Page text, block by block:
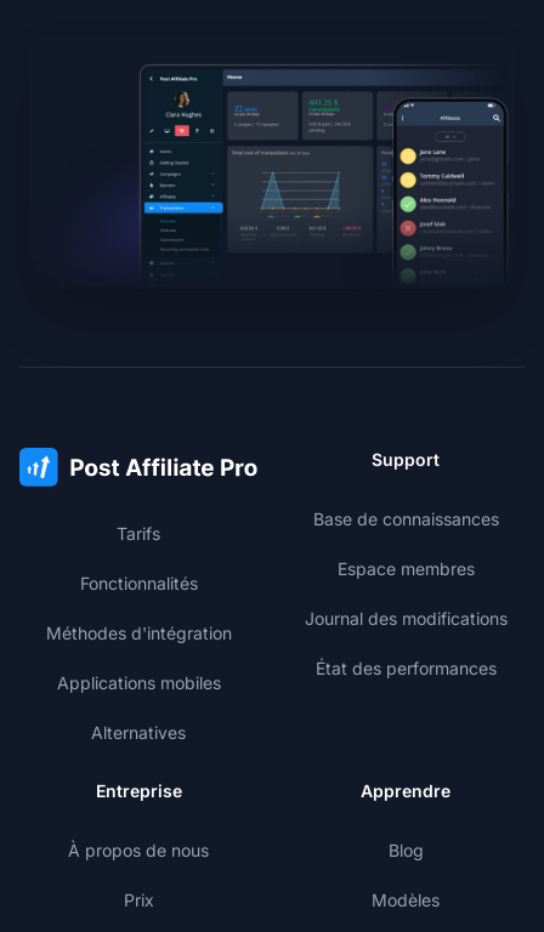
Tarifs
Fonctionnalités
Méthodes d'intégration
Applications mobiles
Alternatives
Support
Base de connaissances
Espace membres
Journal des modifications
État des performances
Entreprise
À propos de nous
Prix
Apprendre
Blog
Modèles